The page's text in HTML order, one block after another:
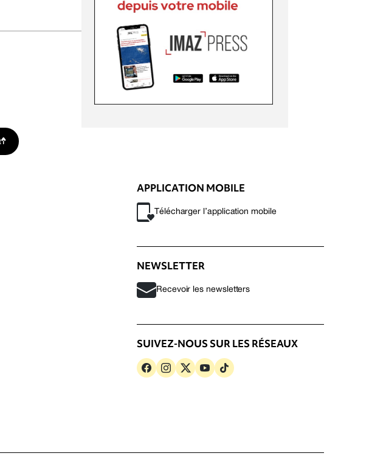
APPLICATION MOBILE
Télécharger l’application mobile
NEWSLETTER
Recevoir les newsletters
SUIVEZ-NOUS SUR LES RÉSEAUX